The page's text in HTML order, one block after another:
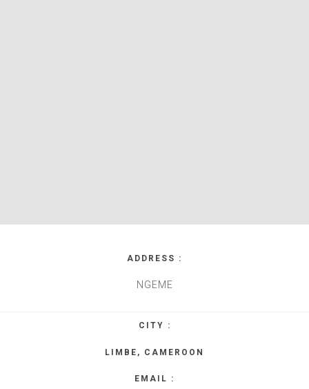
ADDRESS :
NGEME
CITY :
LIMBE, CAMEROON
EMAIL :